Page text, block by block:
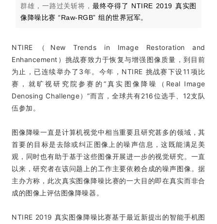
群雄，一路过关斩将， 最终夺得了 NTIRE 2019 真实图
像降噪比赛 “Raw-RGB” 组的世界冠军。
NTIRE（New Trends in Image Restoration and
Enhancement）挑战赛致力于恢复与增强图像质量，到目前
为止，已连续举办了3年。今年，NTIRE 挑战赛下设11项比
赛，就旷视研究院参赛的“真实图像降噪（Real Image
Denosing Challenge）”而言，全球共有216位选手、12支队
伍参加。
图像降噪一直是计算机视觉中相当重要且研究甚多的领域，其
首要的目标是去除或纠正图像上的噪声信息，这既能满足美
观，同时也有助于基于这些图像开展进一步的视觉研究。一直
以来，研究者在该问题上的工作主要依赖合成的噪声图像。据
主办方称，此次真实图像降噪比赛的一大目的即在真实而非合
成的图像上评估图像降噪器。
NTIRE 2019 真实图像降噪比赛基于最近新提出的智能手机图